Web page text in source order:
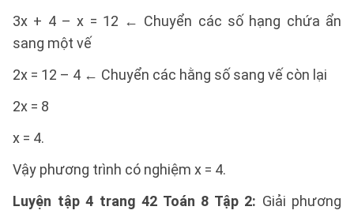
3x + 4 – x = 12 ← Chuyển các số hạng chứa ẩn
sang một vế
2x = 12 – 4 ← Chuyển các hằng số sang vế còn lại
2x = 8
x = 4.
Vậy phương trình có nghiệm x = 4.
Luyện tập 4 trang 42 Toán 8 Tập 2: Giải phương